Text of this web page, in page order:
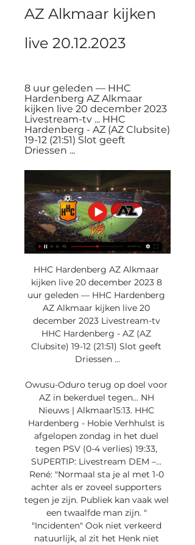
AZ Alkmaar kijken
live 20.12.2023
8 uur geleden — HHC
Hardenberg AZ Alkmaar
kijken live 20 december 2023
Livestream-tv ... HHC
Hardenberg - AZ (AZ Clubsite)
19-12 (21:51) Slot geeft
Driessen ...
HHC Hardenberg AZ Alkmaar
kijken live 20 december 2023 8
uur geleden — HHC Hardenberg
AZ Alkmaar kijken live 20
december 2023 Livestream-tv
HHC Hardenberg - AZ (AZ
Clubsite) 19-12 (21:51) Slot geeft
Driessen ...
Owusu-Oduro terug op doel voor
AZ in bekerduel tegen... NH
Nieuws | Alkmaar15:13. HHC
Hardenberg - Hobie Verhhulst is
afgelopen zondag in het duel
tegen PSV (0-4 verlies) 19:33,
SUPERTIP: Livestream DEM –...
René: "Normaal sta je al met 1-0
achter als er zoveel supporters
tegen je zijn. Publiek kan vaak wel
een twaalfde man zijn. "
"Incidenten" Ook niet verkeerd
natuurlijk, al zit het Henk niet